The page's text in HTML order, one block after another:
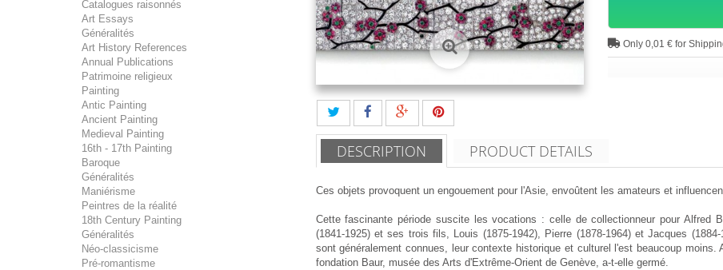
Catalogues raisonnés
Art Essays
Généralités
Art History References
Annual Publications
Patrimoine religieux
Painting
Antic Painting
Ancient Painting
Medieval Painting
16th - 17th Painting
Baroque
Généralités
Maniérisme
Peintres de la réalité
18th Century Painting
Généralités
Néo-classicisme
Pré-romantisme
Only 0,01 € for
DESCRIPTION PRODUCT DETAILS
Ces objets provoquent un engouement pour l'Asie, envoûtent les amateurs et
Cette fascinante période suscite les vocations : celle de collectionneur pour Alfred
(1841-1925) et ses trois fils, Louis (1875-1942), Pierre (1878-1964) et Jacques
sont généralement connues, leur contexte historique et culturel l'est beaucoup
fondation Baur, musée des Arts d'Extrême-Orient de Genève, a-t-elle germé.